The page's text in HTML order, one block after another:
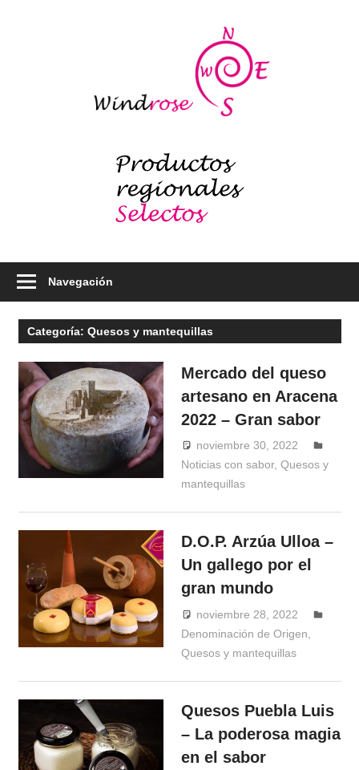
Navegación
Categoría: Quesos y mantequillas
Mercado del queso
artesano en Aracena
2022 – Gran sabor
noviembre 30, 2022
Windrose
Noticias con sabor,Quesos y
mantequillas
D.O.P. Arzúa Ulloa –
Un gallego por el
gran mundo
noviembre 28, 2022
Denominación de Origen
Quesos y mantequillas
Quesos Puebla Luis
– La poderosa magia
en el sabor